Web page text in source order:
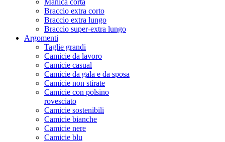
Manica corta
Braccio extra corto
Braccio extra lungo
Braccio super-extra lungo
Argomenti
Taglie grandi
Camicie da lavoro
Camicie casual
Camicie da gala e da sposa
Camicie non stirate
Camicie con polsino
rovesciato
Camicie sostenibili
Camicie bianche
Camicie nere
Camicie blu